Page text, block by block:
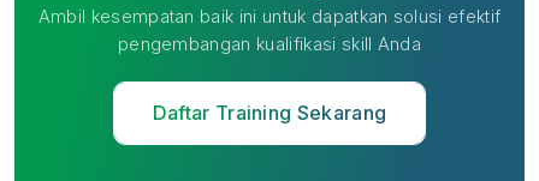
Ambil kesempatan baik ini untuk dapatkan solusi efektif
pengembangan kualifikasi skill Anda
Daftar Training Sekarang